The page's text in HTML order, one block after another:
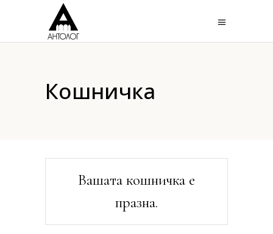
Кошничка
Вашата кошничка е
празна.